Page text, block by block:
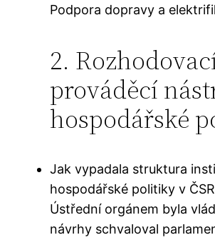
Podpora dopravy a
2.
prováděcí
hospodářské
Jak vypadala struktura
hospodářské politiky v
Ústřední orgánem byla
návrhy schvaloval